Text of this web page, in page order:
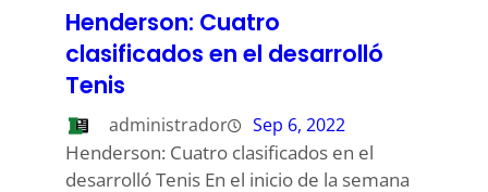
Henderson: Cuatro
clasificados en el desarrolló
Tenis
administrador Sep 6, 2022
Henderson: Cuatro clasificados en el
desarrolló Tenis En el inicio de la semana